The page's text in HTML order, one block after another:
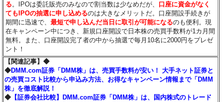
る。IPOは委託販売のみなので割当数は少なめだが、 口座に資金がなく
てもIPOの抽選に申し込めるのは大きなメリットだ。口座開設手続きが
期間に迅速で、最短で申し込んだ当日に取引が可能になるのも便利。現
在キャンペーン中につき、新規口座開設で日本株の売買手数料が1カ月間
無料。また、口座開設完了者の中から抽選で毎月10名に2000円をプレゼ
ント！
【関連記事】◆
◆DMM.com証券「DMM株」は、売買手数料が安い！ 大手ネット証券と
の売買コスト比較から申込み方法、お得なキャンペーン情報まで「DMM
株」を徹底解説！
◆ 【証券会社比較】DMM.com証券「DMM株」は、国内株式のトレード